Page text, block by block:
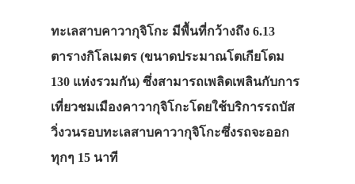
ทะเลสาบคาวากุจิโกะ มีพื้นที่กว้างถึง 6.13
ตารางกิโลเมตร (ขนาดประมาณโตเกียโดม
130 แห่งรวมกัน) ซึ่งสามารถเพลิดเพลินกับการ
เที่ยวชมเมืองคาวากุจิโกะโดยใช้บริการรถบัส
วิ่งวนรอบทะเลสาบคาวากุจิโกะซึ่งรถจะออก
ทุกๆ 15 นาที